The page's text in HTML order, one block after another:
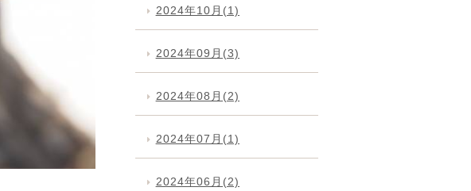
2024年10月(1)
2024年09月(3)
2024年08月(2)
2024年07月(1)
2024年06月(2)